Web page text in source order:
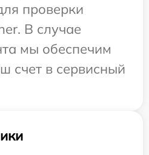
проверки
В случае
мы обеспечим
счет в сервисный